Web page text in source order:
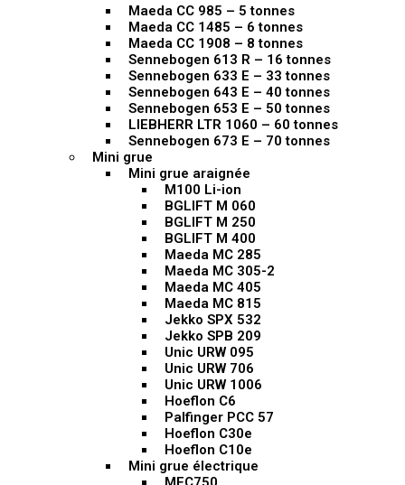
Maeda CC 985 – 5 tonnes
Maeda CC 1485 – 6 tonnes
Maeda CC 1908 – 8 tonnes
Sennebogen 613 R – 16 tonnes
Sennebogen 633 E – 33 tonnes
Sennebogen 643 E – 40 tonnes
Sennebogen 653 E – 50 tonnes
LIEBHERR LTR 1060 – 60 tonnes
Sennebogen 673 E – 70 tonnes
Mini grue
Mini grue araignée
M100 Li-ion
BGLIFT M 060
BGLIFT M 250
BGLIFT M 400
Maeda MC 285
Maeda MC 305-2
Maeda MC 405
Maeda MC 815
Jekko SPX 532
Jekko SPB 209
Unic URW 095
Unic URW 706
Unic URW 1006
Hoeflon C6
Palfinger PCC 57
Hoeflon C30e
Hoeflon C10e
Mini grue électrique